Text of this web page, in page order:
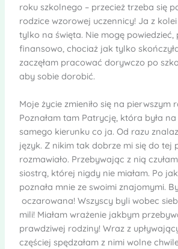
roku szkolnego – przecież trzeba się
rodzice wzorowej uczennicy! Ja z
tylko na święta. Nie mogę powiedzieć,
finansowo, chociaż jak tylko
zaczęłam pracować dorywczo po
aby sobie dorobić.
Moje życie zmieniło się na pierwszym
Poznałam tam Patrycję, która była
samego kierunku co ja. Od razu
język. Z nikim tak dobrze mi się do tej
rozmawiało. Przebywając z nią
siostrą, której nigdy nie miałam. Po
poznała mnie ze swoimi znajomymi.
oczarowana! Wszyscy byli wobec
mili! Miałam wrażenie jakbym
prawdziwej rodziny! Wraz z
częściej spędzałam z nimi wolne